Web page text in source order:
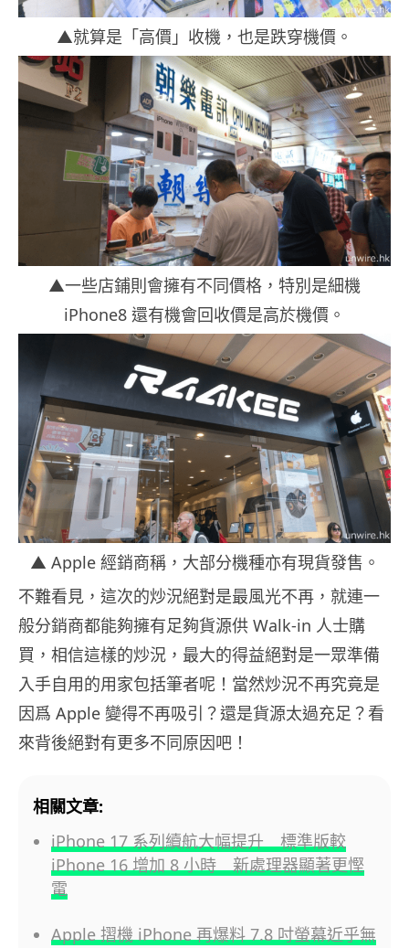
▲就算是「高價」收機，也是跌穿機價。
▲一些店鋪則會擁有不同價格，特別是細機
iPhone8 還有機會回收價是高於機價。
▲ Apple 經銷商稱，大部分機種亦有現貨發售。
不難看見，這次的炒況絕對是最風光不再，就連一
般分銷商都能夠擁有足夠貨源供 Walk-in 人士購
買，相信這樣的炒況，最大的得益絕對是一眾準備
入手自用的用家包括筆者呢！當然炒況不再究竟是
因爲 Apple 變得不再吸引？還是貨源太過充足？看
來背後絕對有更多不同原因吧！
相關文章:
iPhone 17 系列續航大幅提升 標準版較
iPhone 16 增加 8 小時 新處理器顯著更慳
電
Apple 摺機 iPhone 再爆料 7.8 吋螢幕近乎無